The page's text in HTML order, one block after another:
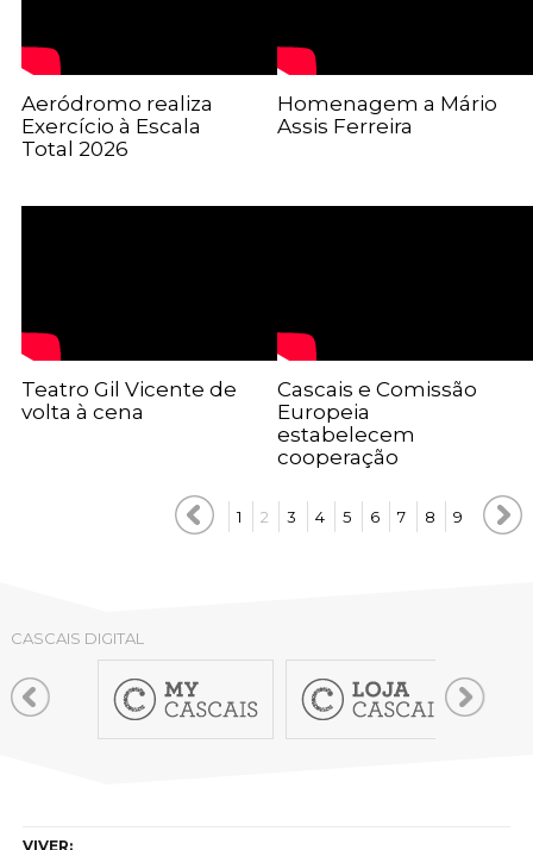
Aeródromo realiza
Exercício à Escala
Total 2026
Homenagem a Mário
Assis Ferreira
Teatro Gil Vicente de
volta à cena
Cascais e Comissão
Europeia
estabelecem
cooperação
1 2 3 4 5 6 7 8 9
CASCAIS DIGITAL
VIVER: